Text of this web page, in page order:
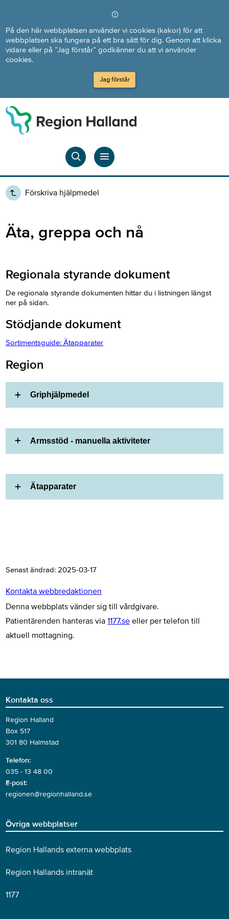
På den här webbplatsen använder vi cookies (kakor) för att
webbplatsen ska fungera på ett bra sätt för dig. Genom att klicka
vidare eller på ”Jag förstår” godkänner du att vi använder
cookies.
Jag förstår
Förskriva hjälpmedel
Äta, greppa och nå
Regionala styrande dokument
De regionala styrande dokumenten hittar du i listningen längst
ner på sidan.
Stödjande dokument
Sortimentsguide: Ätapparater
Region
Griphjälpmedel
Armsstöd - manuella aktiviteter
Ätapparater
Senast ändrad:2025-03-17
Kontakta webbredaktionen
Denna webbplats vänder sig till vårdgivare.
Patientärenden hanteras via1177.se eller per telefon till
aktuell mottagning.
Kontakta oss
Region Halland
Box 517
301 80 Halmstad
Telefon:
035 - 13 48 00
E-post:
regionen@regionhalland.se
Övriga webbplatser
Region Hallands externa webbplats
Region Hallands intranät
1177